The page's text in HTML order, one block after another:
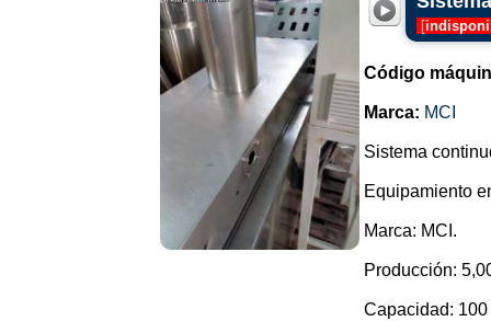
[
Código
Marca: MCI
Sistema
Equipamiento
Marca: MCI.
Producción:
Capacidad: 100